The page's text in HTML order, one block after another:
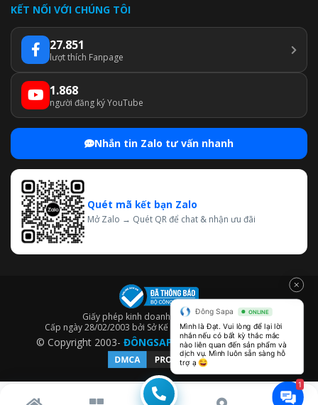
KẾT NỐI VỚI CHÚNG TÔI
27.851
lượt thích Fanpage
1.868
người đăng ký YouTube
Nhắn tin Zalo tư vấn nhanh
Quét mã kết bạn Zalo
Mở Zalo → Quét QR để chat & nhận ưu đãi
Giấy phép kinh doanh số: 0302862471
Cấp ngày 28/02/2003 bởi Sở Kế hoạch và Đầu Tư TP.HCM.
© Copyright 2003- ĐÔNGSAPA – Thiết kế bởiWebico
Đông Sapa ONLINE
Mình là Đạt. Vui lòng để lại lời
nhắn nếu có bất kỳ thắc mắc
nào liên quan đến sản phẩm và
dịch vụ. Mình luôn sẵn sàng hỗ
trợ ạ
1